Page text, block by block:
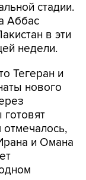
в эти
недели.
Тегеран и
и Омана